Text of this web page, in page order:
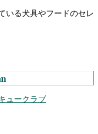
いる犬具やフードのセレ